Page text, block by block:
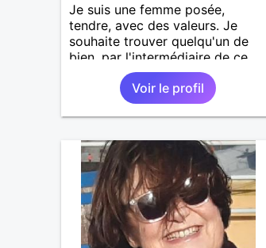
Je suis une femme posée,
tendre, avec des valeurs. Je
souhaite trouver quelqu'un de
bien, par l'intermédiaire de ce
site, pour une relation sérieuse.
Voir le profil